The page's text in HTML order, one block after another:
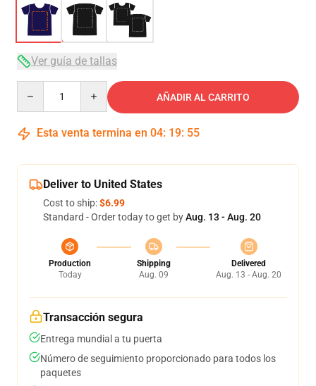
Ver guía de tallas
AÑADIR AL CARRITO
Esta venta termina en 04: 19: 54
Deliver to United States
Cost to ship:$6.99
Standard - Order today to get byAug. 13 - Aug. 20
Production
Today
Shipping
Aug. 09
Delivered
Aug. 13 - Aug. 20
Transacción segura
Entrega mundial a tu puerta
Número de seguimiento proporcionado para todos los
paquetes